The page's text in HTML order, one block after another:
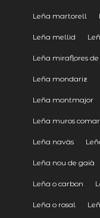
Leña martorell
Leña mellid
Leña miraflores
Leña mondariz
Leña montmajor
Leña muros
Leña navàs
Leña nou de gaià
Leña o carbon
Leña o rosal